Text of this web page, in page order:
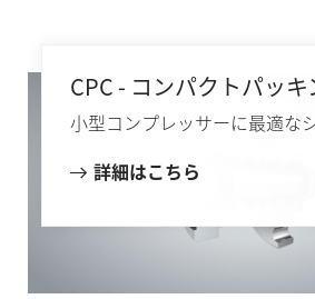
CPC - コンパクトパッ
小型コンプレッサーに最適な
詳細はこちら